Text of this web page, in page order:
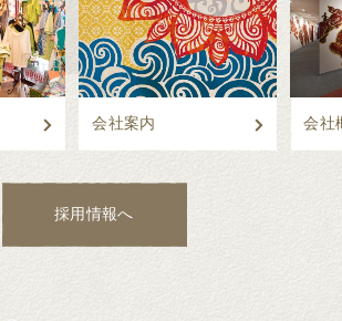
会社案内 会社
採用情報へ